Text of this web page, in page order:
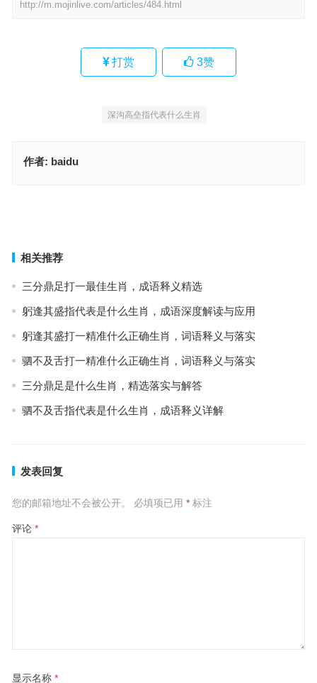
http://m.mojinlive.com/articles/484.html
打赏 3赞
深沟高垒指代表什么生肖
作者: baidu
相关推荐
三分鼎足打一最佳生肖，成语释义精选
躬逢其盛指代表是什么生肖，成语深度解读与应用
躬逢其盛打一精准什么正确生肖，词语释义与落实
驷不及舌打一精准什么正确生肖，词语释义与落实
三分鼎足是什么生肖，精选落实与解答
驷不及舌指代表是什么生肖，成语释义详解
发表回复
您的邮箱地址不会被公开。 必填项已用 *标注
评论 *
显示名称 *